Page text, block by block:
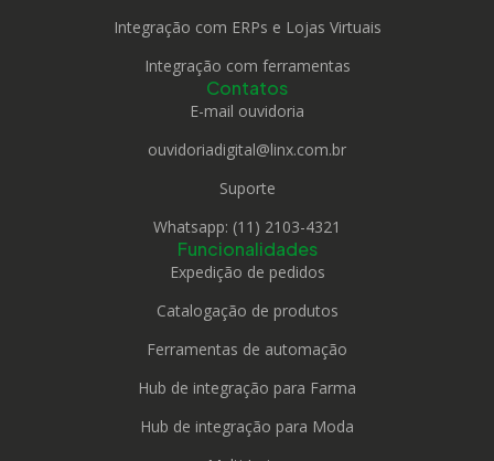
Integração com ERPs e Lojas Virtuais
Integração com ferramentas
Contatos
E-mail ouvidoria
ouvidoriadigital@linx.com.br
Suporte
Whatsapp: (11) 2103-4321
Funcionalidades
Expedição de pedidos
Catalogação de produtos
Ferramentas de automação
Hub de integração para Farma
Hub de integração para Moda